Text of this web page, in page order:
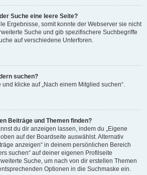
Suche eine leere Seite?
Ergebnisse, somit konnte der Webserver sie nicht
Suche und gib spezifischere Suchbegriffe
auf verschiedene Unterforen.
suchen?
und klicke auf „Nach einem Mitglied suchen“.
Beiträge und Themen finden?
du dir anzeigen lassen, indem du „Eigene
auf der Boardseite auswählst. Alternativ
anzeigen“ in deinem persönlichen Bereich
suchen“ auf deiner eigenen Profilseite
Suche, um nach von dir erstellen Themen
Optionen in die Suchmaske ein.